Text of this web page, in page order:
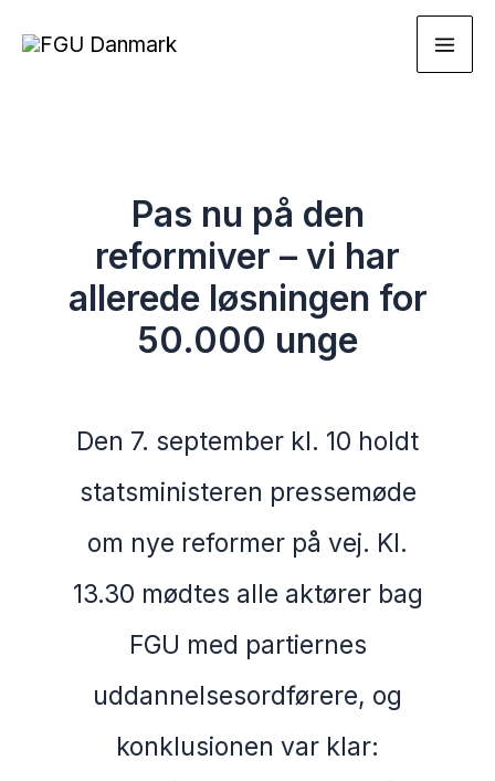
Pas nu på den
reformiver – vi har
allerede løsningen for
50.000 unge
Den 7. september kl. 10 holdt
statsministeren pressemøde
om nye reformer på vej. Kl.
13.30 mødtes alle aktører bag
FGU med partiernes
uddannelsesordførere, og
konklusionen var klar: